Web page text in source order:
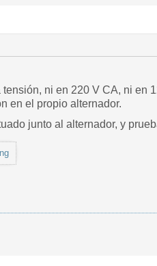
ni en 220 V CA, ni en
en el propio alternador.
junto al alternador, y